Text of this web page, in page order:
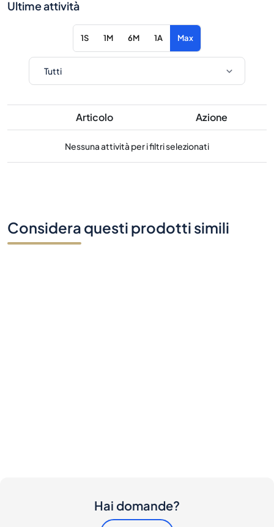
Ultime attività
1S 1M 6M 1A Max
Articolo Azione
Nessuna attività per i filtri selezionati
Considera questi prodotti simili
Hai domande?